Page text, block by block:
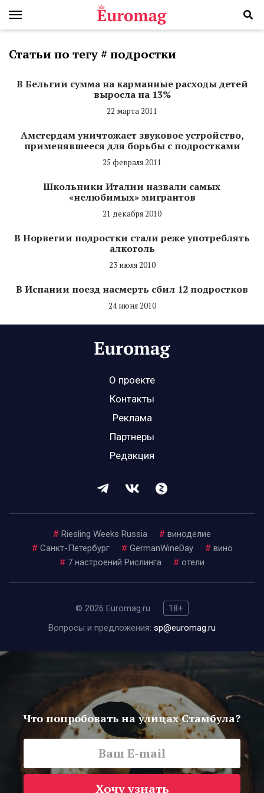
Статьи по тегу # подростки
В Бельгии сумма на карманные расходы детей
выросла на 13%
22 марта 2011
Амстердам уничтожает звуковое устройство,
применявшееся для борьбы с подростками
25 февраля 2011
Школьники Италии назвали самых
«нелюбимых» мигрантов
21 декабря 2010
В Норвегии подростки стали реже употреблять
алкоголь
23 июля 2010
В Испании поезд насмерть сбил 12 подростков
24 июня 2010
О проекте
Контакты
Реклама
Партнеры
Редакция
# Riesling Weeks Russia # виноделие
# Санкт-Петербург # GermanWineDay # вино
# 7 настроений Рислинга # отели
© 2026 Euromag.ru
18+
Вопросы и предложения: sp@euromag.ru
Что попробовать на улицах Стамбула?
Хочу узнать